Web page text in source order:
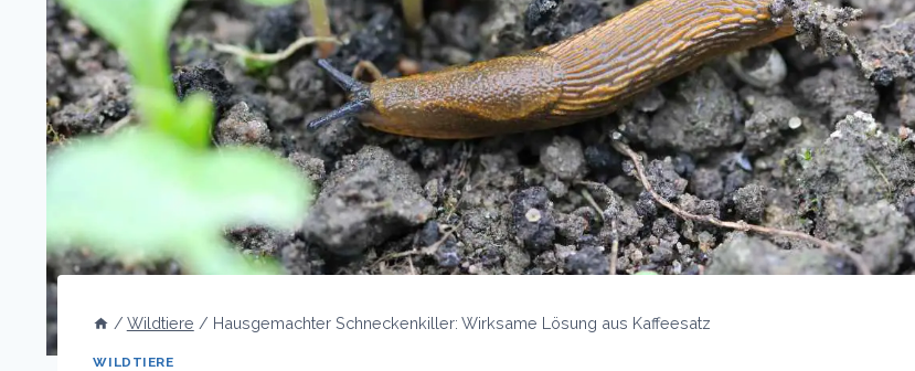
/ Wildtiere / Hausgemachter Schneckenkiller: Wirksame Lösung aus Kaffeesatz
WILDTIERE